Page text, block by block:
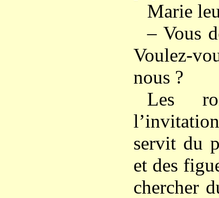
Marie
– Vous
Voulez-
nous ?
Les
servit du
et des
chercher